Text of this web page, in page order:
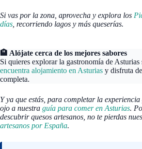
Si vas por la zona, aprovecha y explora los
días, recorriendo lagos y más queserías.
🏨 Alójate cerca de los mejores sabores
Si quieres explorar la gastronomía de Asturias
encuentra alojamiento en Asturias y disfruta
completa.
Y ya que estás, para completar la
ojo a nuestra guía para comer en Asturias.
descubrir quesos artesanos, no te pierdas
artesanos por España.